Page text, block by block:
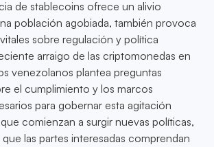
de stablecoins ofrece un alivio
población agobiada, también provoca
sobre regulación y política
arraigo de las criptomonedas en
venezolanos plantea preguntas
el cumplimiento y los marcos
para gobernar esta agitación
comienzan a surgir nuevas políticas,
las partes interesadas comprendan